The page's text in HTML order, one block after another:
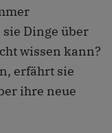
Dinge über
wissen kann?
erfährt sie
ihre neue